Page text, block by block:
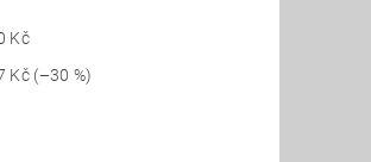
Kč
Kč (–30 %)